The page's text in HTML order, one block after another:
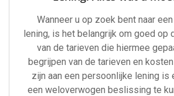
Wanneer u op zoek bent naar
lening, is het belangrijk om goed op
van de tarieven die hiermee
begrijpen van de tarieven en
zijn aan een persoonlijke lening is
een weloverwogen beslissing te